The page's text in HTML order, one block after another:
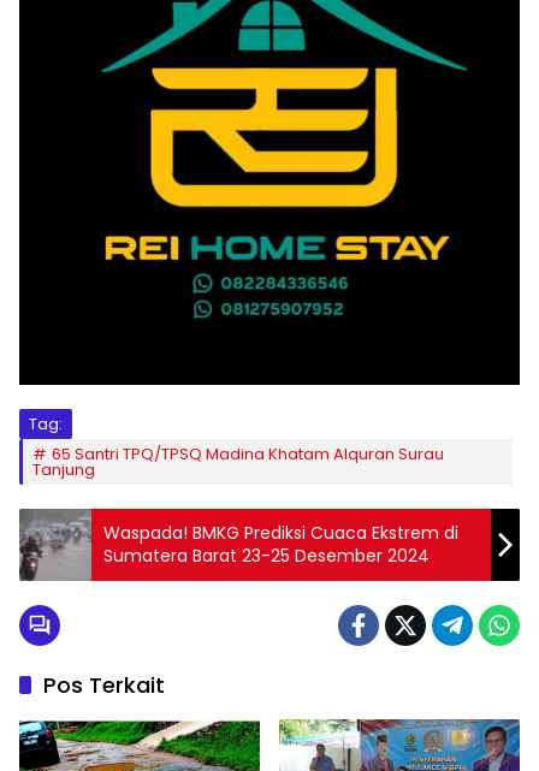
Tag:
65 Santri TPQ/TPSQ Madina Khatam Alquran Surau
Tanjung
Waspada! BMKG Prediksi Cuaca Ekstrem di
Sumatera Barat 23-25 Desember 2024
Pos Terkait